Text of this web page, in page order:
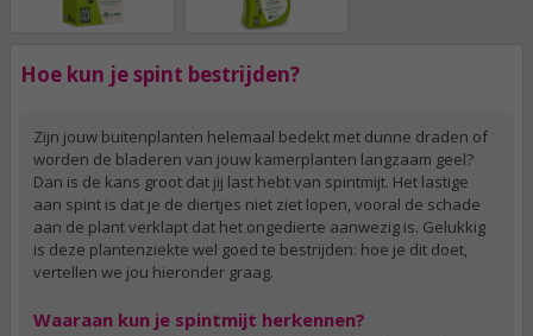
Hoe kun je spint bestrijden?
Zijn jouw buitenplanten helemaal bedekt met dunne draden of
worden de bladeren van jouw kamerplanten langzaam geel?
Dan is de kans groot dat jij last hebt van spintmijt. Het lastige
aan spint is dat je de diertjes niet ziet lopen, vooral de schade
aan de plant verklapt dat het ongedierte aanwezig is. Gelukkig
is deze plantenziekte wel goed te bestrijden: hoe je dit doet,
vertellen we jou hieronder graag.
Waaraan kun je spintmijt herkennen?